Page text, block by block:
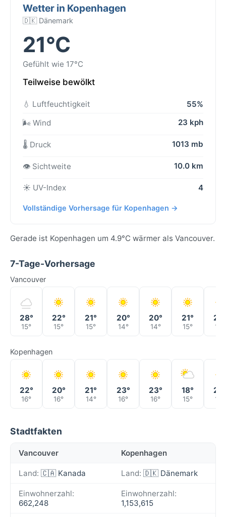
Wetter in Kopenhagen
🇩🇰 Dänemark
21°C
Gefühlt wie 17°C
Teilweise bewölkt
💧 Luftfeuchtigkeit
55%
🌬️ Wind
23 kph
🌡️ Druck 1013 mb
👁️ Sichtweite 10.0 km
☀️ UV-Index 4
Vollständige Vorhersage für Kopenhagen →
Gerade ist Kopenhagen um 4.9°C wärmer als Vancouver.
7-Tage-Vorhersage
Vancouver
28°
15°
22°
15°
21°
15°
20°
14°
20°
14°
21°
15° 16°
Kopenhagen
22°
16°
20°
16°
21°
14°
23°
16°
23°
16°
18°
15° 13°
Stadtfakten
Vancouver Kopenhagen
Land: 🇨🇦 Kanada Land: 🇩🇰 Dänemark
Einwohnerzahl:
662,248
Einwohnerzahl:
1,153,615